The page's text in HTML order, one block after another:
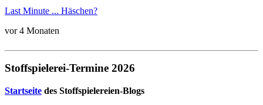
Last Minute ... Häschen?
vor 4 Monaten
Stoffspielerei-Termine 2026
Startseite des Stoffspielereien-Blogs